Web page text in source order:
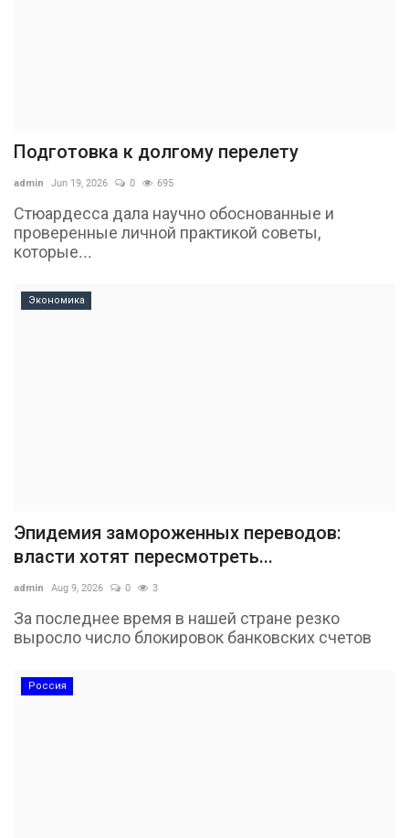
Подготовка к долгому перелету
admin Jun 19, 2026 0 695
Стюардесса дала научно обоснованные и
проверенные личной практикой советы,
которые...
Экономика
Эпидемия замороженных переводов:
власти хотят пересмотреть...
admin Aug 9, 2026 0 3
За последнее время в нашей стране резко
выросло число блокировок банковских счетов
Россия